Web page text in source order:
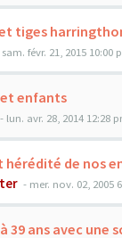
tiges
févr. 21, 2015 10:00
enfants
- lun. avr. 28, 2014 12:28
hérédité de nos
- mer. nov. 02, 2005
39 ans avec une